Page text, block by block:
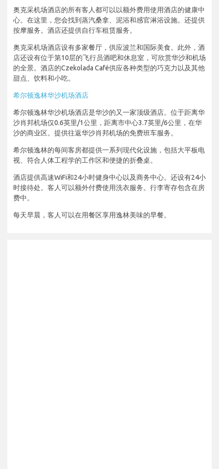
奥克采机场酒店的所有客人都可以以额外费用使用酒店的健康中
心。在这里，您会找到蒸汽桑拿、泥浴和感官淋浴设施。还提供
按摩服务。酒店还提供自行车租赁服务。
奥克采机场酒店设有多家餐厅，供应波兰和国际美食。此外，酒
店还设有位于第10层的飞行员酒吧和休息室，可欣赏华沙和机场
的全景。酒店的Czekolada Café供应各种类型的巧克力以及其他
甜点、饮料和小吃。
希尔顿逸林华沙机场酒店
希尔顿逸林华沙机场酒店是华沙的又一家顶级酒店。位于距离华
沙肖邦机场仅0.6英里/1公里，距离市中心3.7英里/6公里，在华
沙的商业区。提供往返华沙肖邦机场的免费班车服务。
希尔顿逸林的每间客房都提供一系列现代化设施，包括大平板电
视、符合人体工程学的工作区和便捷的折叠桌。
酒店提供高速WiFi和24小时健身中心以及商务中心。还设有24小
时接待处。客人可以额外付费使用洗衣服务。行李寄存包含在房
费中。
每天早晨，客人可以在用餐区享用逸林美味的早餐。